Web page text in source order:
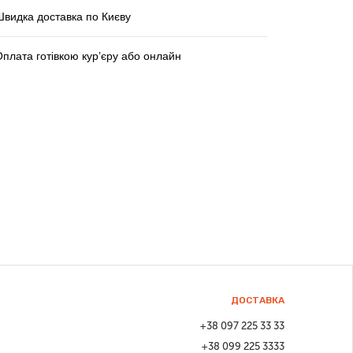
доставка по Києву
готівкою кур’єру або онлайн
ДОСТАВКА
+38 097 225 33 33
+38 099 225 3333